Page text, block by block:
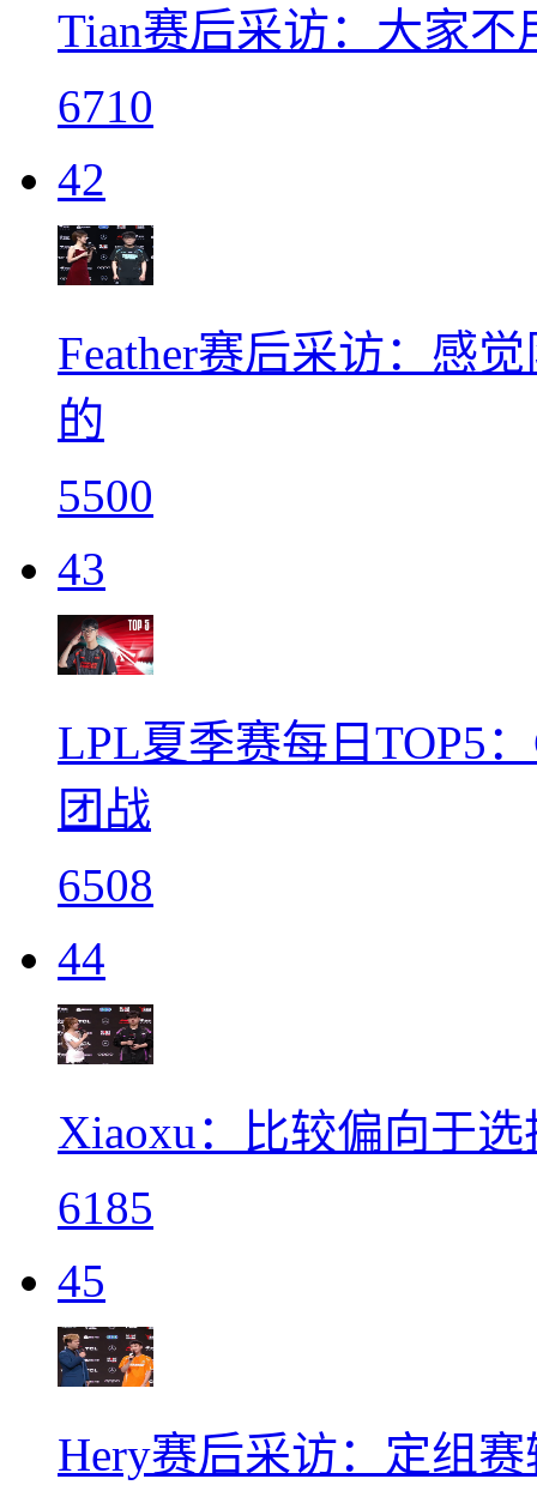
Tian赛后采访：大家
6710
42
Feather赛后采访：感
的
5500
43
LPL夏季赛每日TOP5
团战
6508
44
Xiaoxu：比较偏向于
6185
45
Hery赛后采访：定组